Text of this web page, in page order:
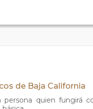
de Baja California
quien fungirá